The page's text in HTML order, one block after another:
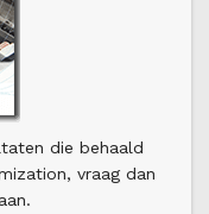
die behaald
vraag dan